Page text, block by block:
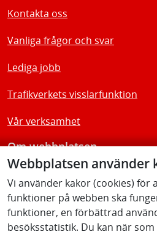
Webbplatsen använder
Vi använder kakor (cookies) för
funktioner på webben ska
funktioner, en förbättrad
besöksstatistik. Du kan när
Kontakta oss
Vanliga frågor och svar
Lediga jobb
Trafikverkets visslarfunktion
Vår verksamhet
Om webbplatsen
Tillgänglighetsredogörelse
Följ oss